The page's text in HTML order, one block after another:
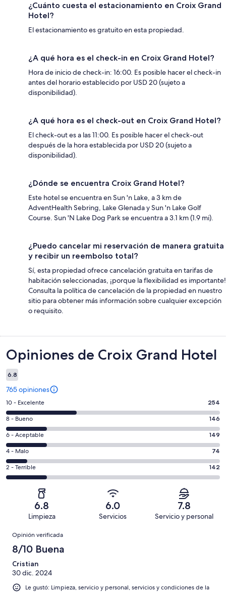
¿Cuánto cuesta el estacionamiento en Croix Grand
Hotel?
El estacionamiento es gratuito en esta propiedad.
¿A qué hora es el check-in en Croix Grand Hotel?
Hora de inicio de check-in: 16:00. Es posible hacer el check-in
antes del horario establecido por USD 20 (sujeto a
disponibilidad).
¿A qué hora es el check-out en Croix Grand Hotel?
El check-out es a las 11:00. Es posible hacer el check-out
después de la hora establecida por USD 20 (sujeto a
disponibilidad).
¿Dónde se encuentra Croix Grand Hotel?
Este hotel se encuentra en Sun 'n Lake, a 3 km de
AdventHealth Sebring, Lake Glenada y Sun 'n Lake Golf
Course. Sun 'N Lake Dog Park se encuentra a 3.1 km (1.9 mi).
¿Puedo cancelar mi reservación de manera gratuita
y recibir un reembolso total?
Sí, esta propiedad ofrece cancelación gratuita en tarifas de
habitación seleccionadas, ¡porque la flexibilidad es importante!
Consulta la política de cancelación de la propiedad en nuestro
sitio para obtener más información sobre cualquier excepción
o requisito.
Opiniones
Opiniones de Croix Grand Hotel
6.8
765 opiniones
Puntuación
de
10,
es
decir,
Excelente.
Basada
en
opiniones
10 - Excelente 254
Puntuación
de
8,
es
decir,
Bueno.
opiniones
8 - Bueno 146
Puntuación
de
6,
es
decir,
Aceptable.
de
765
opiniones
6 - Aceptable 149
Puntuación
de
4,
Basada
74
de
opiniones
4 - Malo 74
Puntuación
de
Terrible.
Basada
142
de
765
opiniones
2 - Terrible 142
6.8
Limpieza
6.0
Servicios
7.8
Servicio y personal
Opiniones
Opinión verificada
8/10 Buena
Cristian
30 dic. 2024
Le gustó: Limpieza, servicio y personal, servicios y condiciones de la